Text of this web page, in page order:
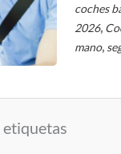
coches
2026,
mano,
etiquetas